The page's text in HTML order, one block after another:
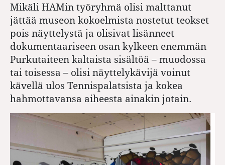
Mikäli HAMin työryhmä olisi malttanut
jättää museon kokoelmista nostetut teokset
pois näyttelystä ja olisivat lisänneet
dokumentaariseen osan kylkeen enemmän
Purkutaiteen kaltaista sisältöä – muodossa
tai toisessa – olisi näyttelykävijä voinut
kävellä ulos Tennispalatsista ja kokea
hahmottavansa aiheesta ainakin jotain.